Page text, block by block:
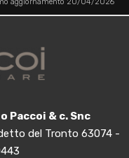
aggiornamento 20/04/2026
Paccoi & c. Snc
del Tronto 63074 -